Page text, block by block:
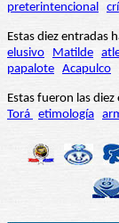
preterintencional
Estas diez entradas
elusivo
Matilde
papalote Acapulco
Estas fueron las
Torá etimología